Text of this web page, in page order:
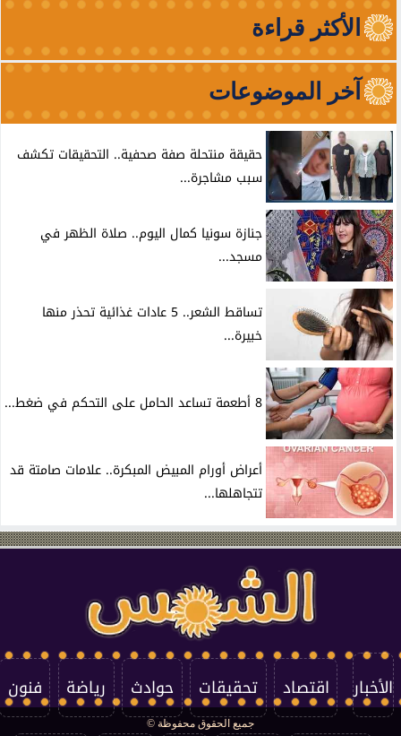
الأكثر قراءة
آخر الموضوعات
حقيقة منتحلة صفة صحفية.. التحقيقات تكشف
سبب مشاجرة...
جنازة سونيا كمال اليوم.. صلاة الظهر في
مسجد...
تساقط الشعر.. 5 عادات غذائية تحذر منها
خبيرة...
8 أطعمة تساعد الحامل على التحكم في ضغط...
أعراض أورام المبيض المبكرة.. علامات صامتة قد
تتجاهلها...
الأخبار اقتصاد تحقيقات حوادث رياضة فنون
جميع الحقوق محفوظة ©